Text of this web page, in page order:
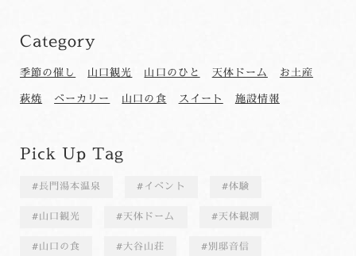
Category
季節の催し 山口観光 山口のひと 天体ドーム
お土産
萩焼
ベーカリー 山口の食 スイート 施設情報
Pick Up Tag
長門湯本温泉 イベント 体験
山口観光 天体ドーム 天体観測
山口の食 大谷山荘 別邸音信